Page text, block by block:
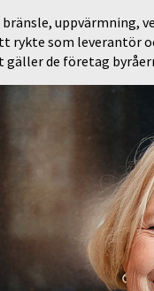
som leverantör
de företag